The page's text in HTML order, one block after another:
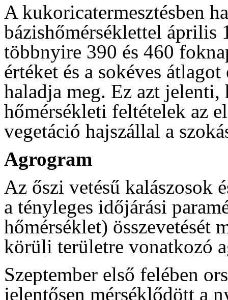
A kukoricatermesztésben
bázishőmérséklettel
többnyire 390 és 460
értéket és a sokéves
haladja meg. Ez azt jelenti,
hőmérsékleti feltételek az
vegetáció hajszállal a
Agrogram
Az őszi vetésű kalászosok
a tényleges időjárási
hőmérséklet) összevetését
körüli területre vonatkozó
Szeptember első felében
jelentősen mérséklődött a